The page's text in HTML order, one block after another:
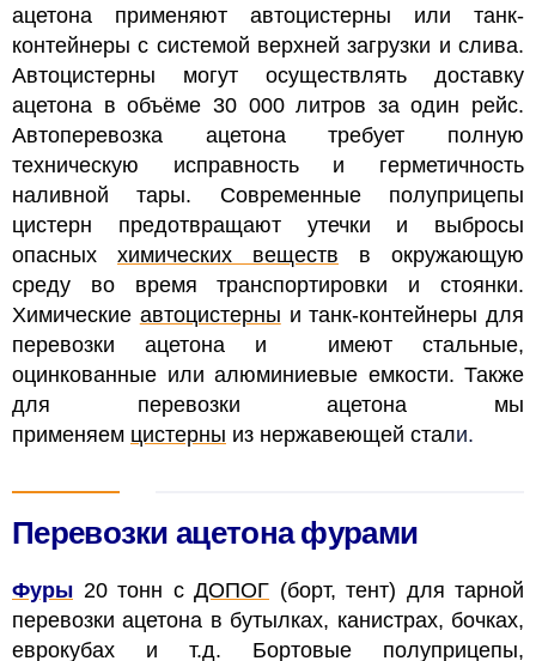
ацетона применяют автоцистерны или танк-
контейнеры с системой верхней загрузки и слива.
Автоцистерны могут осуществлять доставку
ацетона в объёме 30 000 литров за один рейс.
Автоперевозка ацетона требует полную
техническую исправность и герметичность
наливной тары. Современные полуприцепы
цистерн предотвращают утечки и выбросы
опасных химических веществ в окружающую
среду во время транспортировки и стоянки.
Химические автоцистерны и танк-контейнеры для
перевозки ацетона и
имеют стальные,
оцинкованные или алюминиевые емкости. Также
для перевозки ацетона мы
применяем цистерны из нержавеющей стали.
Перевозки ацетона фурами
Фуры 20 тонн с ДОПОГ (борт, тент) для тарной
перевозкиацетона в бутылках, канистрах, бочках,
еврокубах и т.д. Бортовые полуприцепы,